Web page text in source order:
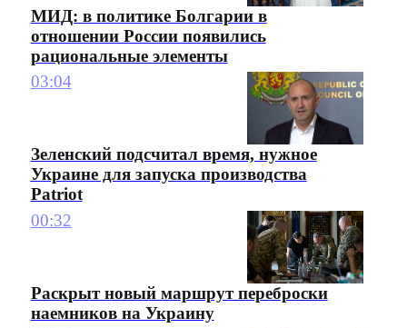
МИД: в политике Болгарии в
отношении России появились
рациональные элементы
03:04
Зеленский подсчитал время, нужное
Украине для запуска производства
Patriot
00:32
Раскрыт новый маршрут переброски
наемников на Украину